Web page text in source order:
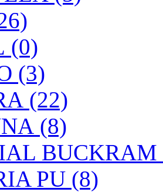
(0)
(3)
(22)
(8)
BUCKRAM
PU (8)